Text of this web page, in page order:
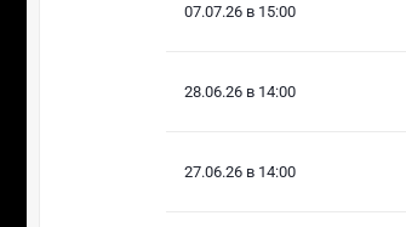
07.07.26 в 15:00
28.06.26 в 14:00
27.06.26 в 14:00